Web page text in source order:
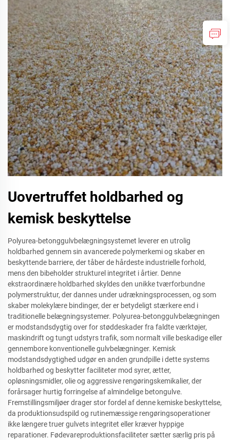
Uovertruffet holdbarhed og
kemisk beskyttelse
Polyurea-betonggulvbelægningsystemet leverer en utrolig
holdbarhed gennem sin avancerede polymerkemi og skaber en
beskyttende barriere, der tåber de hårdeste industrielle forhold,
mens den bibeholder strukturel integritet i årtier. Denne
ekstraordinære holdbarhed skyldes den unikke tværforbundne
polymerstruktur, der dannes under udrækningsprocessen, og som
skaber molekylære bindinger, der er betydeligt stærkere end i
traditionelle belægningsystemer. Polyurea-betonggulvbelægningen
er modstandsdygtig over for støddeskader fra faldte værktøjer,
maskindrift og tungt udstyrs trafik, som normalt ville beskadige eller
gennembore konventionelle gulvbelægninger. Kemisk
modstandsdygtighed udgør en anden grundpille i dette systems
holdbarhed og beskytter faciliteter mod syrer, ætter,
opløsningsmidler, olie og aggressive rengøringskemikalier, der
forårsager hurtig forringelse af almindelige betongulve.
Fremstillingsmiljøer drager stor fordel af denne kemiske beskyttelse,
da produktionsudspild og rutinemæssige rengøringsoperationer
ikke længere truer gulvets integritet eller kræver hyppige
reparationer. Fødevareproduktionsfaciliteter sætter særlig pris på